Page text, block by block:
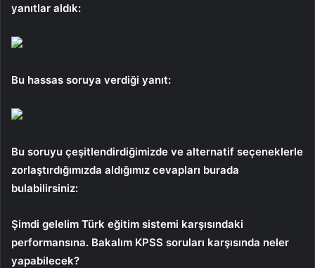
yanıtlar aldık:
Bu hassas soruya verdiği yanıt:
Bu soruyu çeşitlendirdiğimizde ve alternatif seçeneklerle
zorlaştırdığımızda aldığımız cevapları burada
bulabilirsiniz:
Şimdi gelelim Türk eğitim sistemi karşısındaki
performansına. Bakalım KPSS soruları karşısında neler
yapabilecek?